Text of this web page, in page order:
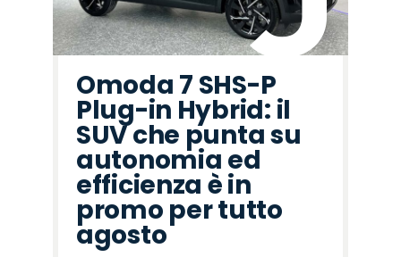
Omoda 7 SHS-P
Plug-in Hybrid: il
SUV che punta su
autonomia ed
efficienza è in
promo per tutto
agosto